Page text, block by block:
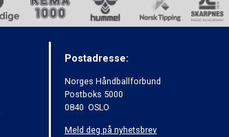
Postadresse:
Norges Håndballforbund
Postboks 5000
0840 OSLO
Meld deg på nyhetsbrev